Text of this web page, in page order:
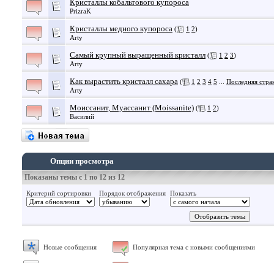
Кристаллы кобальтового купороса
PrizraK
Кристаллы медного купороса ( 1 2)
Arty
Самый крупный выращенный кристалл ( 1 2 3)
Arty
Как вырастить кристалл сахара ( 1 2 3 4 5
Последняя
Arty
Моиссанит, Муассанит (Moissanite) ( 1 2)
Василий
Опции просмотра
Показаны темы с 1 по 12 из 12
Критерий сортировки Порядок отображения Показать
Новые сообщения Популярная тема с новыми сообщениями